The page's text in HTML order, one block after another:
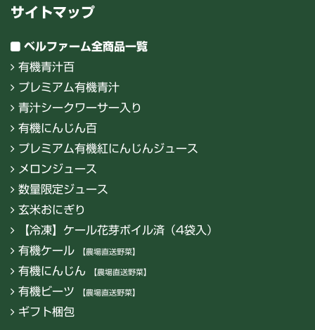
サイトマップ
ベルファーム全商品一覧
有機青汁百
プレミアム有機青汁
青汁シークワーサー入り
有機にんじん百
プレミアム有機紅にんじんジュース
メロンジュース
数量限定ジュース
玄米おにぎり
【冷凍】ケール花芽ボイル済（4袋入）
有機ケール
【農場直送野菜】
有機にんじん 【農場直送野菜】
有機ビーツ 【農場直送野菜】
ギフト梱包